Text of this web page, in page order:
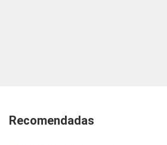
Recomendadas